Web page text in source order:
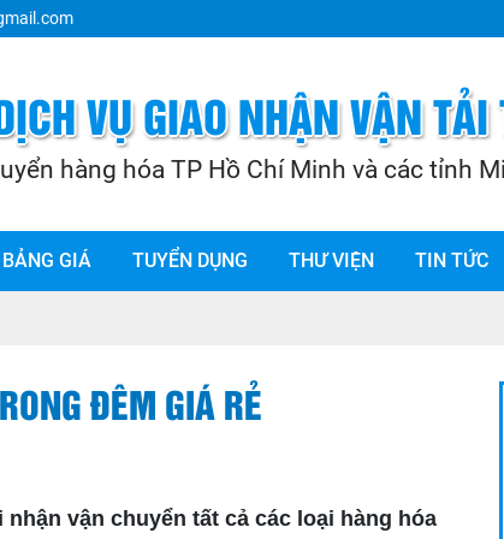
BẢNG GIÁ TUYỂN DỤNG THƯ VIỆN TIN TỨC
ĐÊM GIÁ RẺ
vận chuyển tất cả các loại hàng hóa